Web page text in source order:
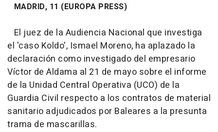
MADRID, 11 (EUROPA PRESS)
El juez de la Audiencia Nacional que investiga
el 'caso Koldo', Ismael Moreno, ha aplazado la
declaración como investigado del empresario
Víctor de Aldama al 21 de mayo sobre el informe
de la Unidad Central Operativa (UCO) de la
Guardia Civil respecto a los contratos de material
sanitario adjudicados por Baleares a la presunta
trama de mascarillas.